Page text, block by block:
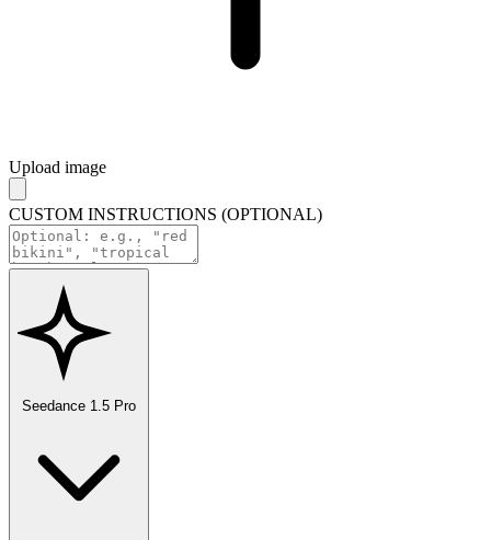
Upload image
CUSTOM INSTRUCTIONS (OPTIONAL)
Seedance 1.5 Pro